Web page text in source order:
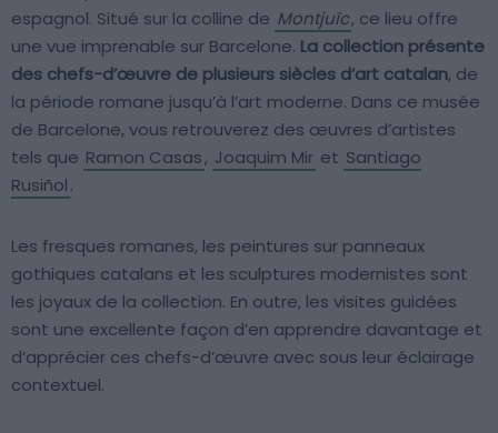
espagnol. Situé sur la colline de Montjuïc, ce lieu offre
une vue imprenable sur Barcelone. La collection présente
des chefs-d’œuvre de plusieurs siècles d’art catalan, de
la période romane jusqu’à l’art moderne. Dans ce musée
de Barcelone, vous retrouverez des œuvres d’artistes
tels que Ramon Casas, Joaquim Mir et Santiago
Rusiñol.
Les fresques romanes, les peintures sur panneaux
gothiques catalans et les sculptures modernistes sont
les joyaux de la collection. En outre, les visites guidées
sont une excellente façon d’en apprendre davantage et
d’apprécier ces chefs-d’œuvre avec sous leur éclairage
contextuel.